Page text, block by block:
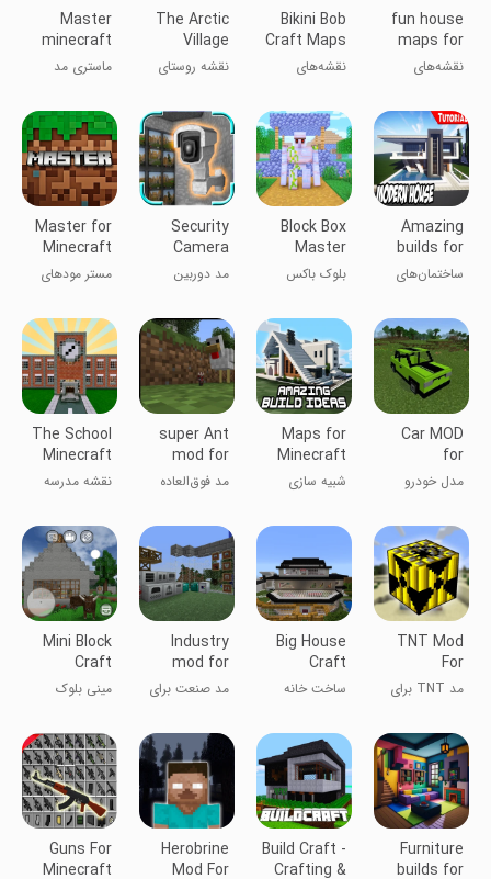
fun house
maps for
minecraft
نقشه‌های
ماینکرفت
Bikini Bob
Craft Maps
نقشه‌های
باب
The Arctic
Village
Minecraft
نقشه روستای
Master
minecraft
mcpe mod
ماستری مد
mcpe
Amazing
builds for
Minecraft
ساختمان‌های
برای ماینکرفت
Block Box
Master
Diamond
بلوک باکس
Security
Camera
Mod for
Minecraft
مد دوربین
ماینکرفت PE
Master for
Minecraft
Mods
مستر مودهای
Car MOD
for
Minecraft
مدل خودرو
PE
Maps for
Minecraft
PE
شبیه سازی
super Ant
mod for
mcpe
مد فوق‌العاده
mcpe
The School
Minecraft
Map
نقشه مدرسه
TNT Mod
For
Minecraft
مد TNT برای
Big House
Craft
ساخت خانه
Industry
mod for
mcpe
مد صنعت برای
Mini Block
Craft
مینی بلوک
Furniture
builds for
Build Craft -
Crafting &
Herobrine
Mod For
Guns For
Minecraft